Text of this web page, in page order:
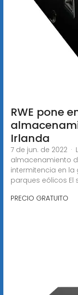
RWE pone
Irlanda
7 de jun. de 2022
almacenamiento
intermitencia en
parques eólicos
PRECIO GRATUITO